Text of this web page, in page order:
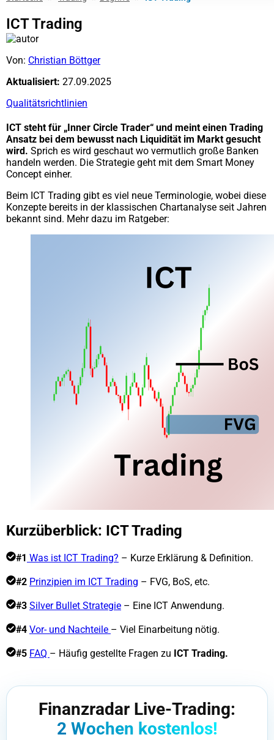
ICT Trading
Von: Christian Böttger
Aktualisiert: 27.09.2025
Qualitätsrichtlinien
ICT steht für „Inner Circle Trader“ und meint einen Trading
Ansatz bei dem bewusst nach Liquidität im Markt gesucht
wird. Sprich es wird geschaut wo vermutlich große Banken
handeln werden. Die Strategie geht mit dem Smart Money
Concept einher.
Beim ICT Trading gibt es viel neue Terminologie, wobei diese
Konzepte bereits in der klassischen Chartanalyse seit Jahren
bekannt sind. Mehr dazu im Ratgeber:
Kurzüberblick: ICT Trading
#1 Was ist ICT Trading? – Kurze Erklärung & Definition.
#2 Prinzipien im ICT Trading – FVG, BoS, etc.
#3 Silver Bullet Strategie – Eine ICT Anwendung.
#4 Vor- und Nachteile – Viel Einarbeitung nötig.
#5 FAQ – Häufig gestellte Fragen zu ICT Trading.
Finanzradar Live-Trading:
2 Wochen kostenlos!